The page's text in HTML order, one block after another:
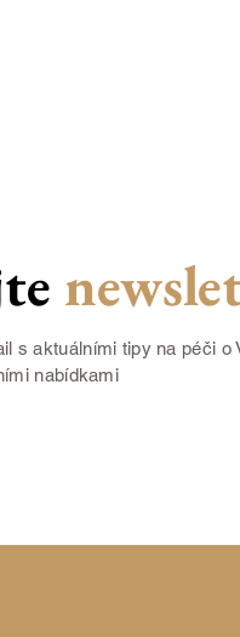
s aktuálními tipy na péči o
nabídkami